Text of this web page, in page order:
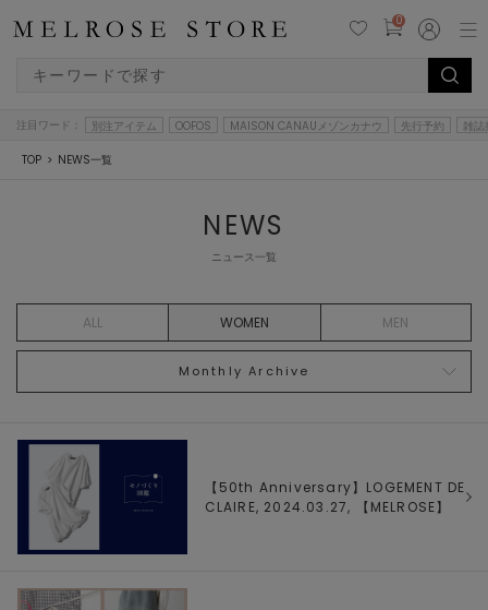
0
注目ワード： 別注アイテム OOFOS MAISON CANAUメゾンカナウ 先行予約 雑誌
TOP NEWS一覧
NEWS
ニュース一覧
ALL WOMEN MEN
Monthly Archive
【50th Anniversary】LOGEMENT DE
CLAIRE, 2024.03.27, 【 MELROSE】